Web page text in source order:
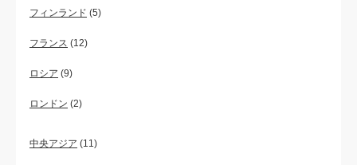
フィンランド (5)
フランス (12)
ロシア (9)
ロンドン (2)
中央アジア (11)